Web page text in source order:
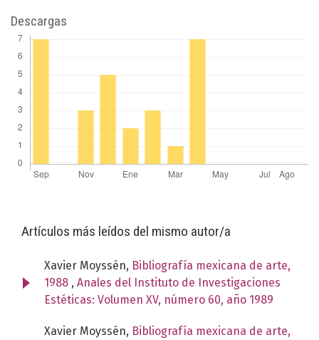
Descargas
Artículos más leídos del mismo autor/a
Xavier Moyssén, Bibliografía mexicana de arte,
1988 , Anales del Instituto de Investigaciones
Estéticas: Volumen XV, número 60, año 1989
Xavier Moyssén, Bibliografía mexicana de arte,